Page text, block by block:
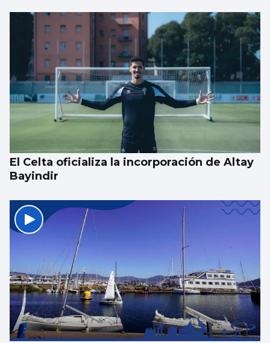
El Celta oficializa la incorporación de Altay
Bayindir